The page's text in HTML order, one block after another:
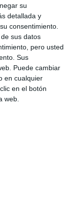
su
detallada y
consentimiento.
sus datos
pero usted
Sus
Puede cambiar
en cualquier
en el botón
web.